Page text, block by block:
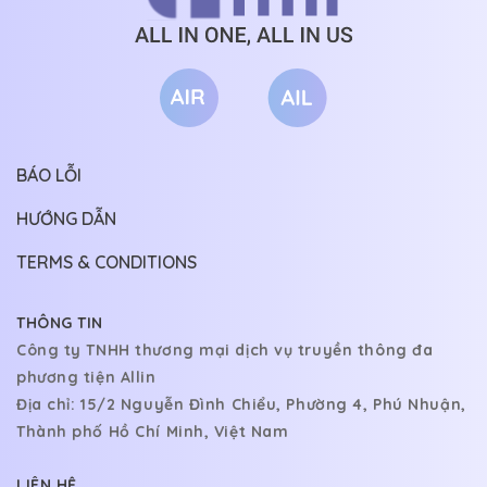
12/02/2026
10/02/2026
07/02/2026
CHƯƠNG 25
CHƯƠNG 21
CHƯƠNG 20
CHƯƠNG 19 22/01/2026
Hoàn r nhen bạn
Truc ly Duong
THÔNG TIN
Công ty TNHH thương mại dịch vụ truyền thông đa
phương tiện Allin
Địa chỉ: 15/2 Nguyễn Đình Chiểu, Phường 4, Phú Nhuận,
Thành phố Hồ Chí Minh, Việt Nam
BÁO LỖI
HƯỚNG DẪN
TERMS & CONDITIONS